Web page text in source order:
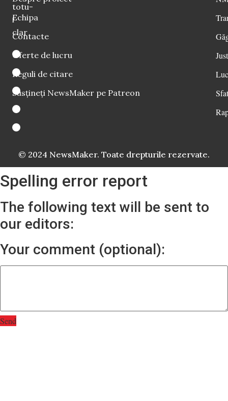
totu-
i
clar
Echipa
Contacte
Oferte de lucru
Reguli de citare
Susțineți NewsMaker pe Patreon
© 2024 NewsMaker. Toate drepturile rezervate.
Spelling error report
The following text will be sent to
our editors:
Your comment (optional):
Send